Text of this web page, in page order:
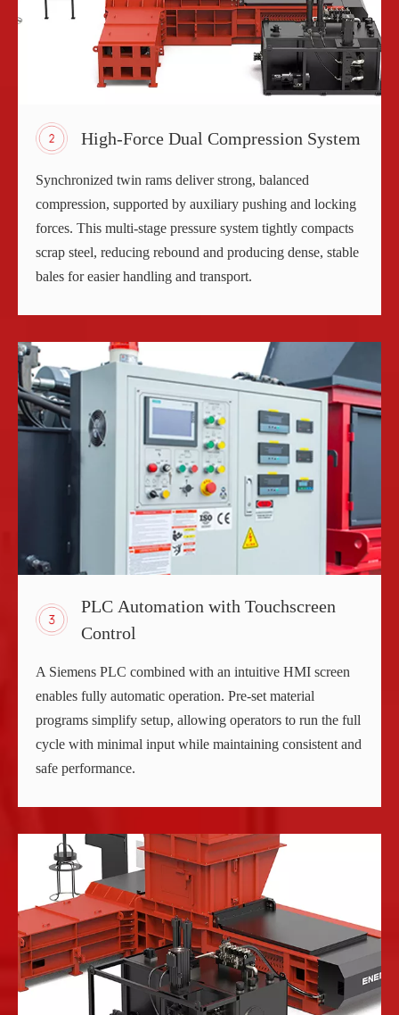
High-Force Dual Compression System
Synchronized twin rams deliver strong, balanced
compression, supported by auxiliary pushing and locking
forces. This multi-stage pressure system tightly compacts
scrap steel, reducing rebound and producing dense, stable
bales for easier handling and transport.
PLC Automation with Touchscreen
Control
A Siemens PLC combined with an intuitive HMI screen
enables fully automatic operation. Pre-set material
programs simplify setup, allowing operators to run the full
cycle with minimal input while maintaining consistent and
safe performance.